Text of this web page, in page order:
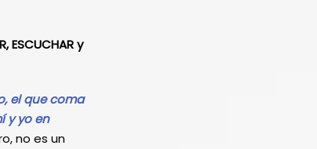
ESCUCHAR y
el que coma
y yo en
no es un